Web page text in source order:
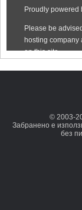
© 2003-
Забранено е
без